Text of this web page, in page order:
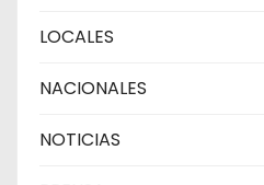
LOCALES
NACIONALES
NOTICIAS